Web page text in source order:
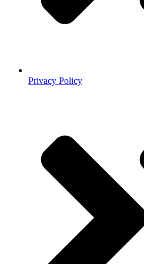
Privacy Policy